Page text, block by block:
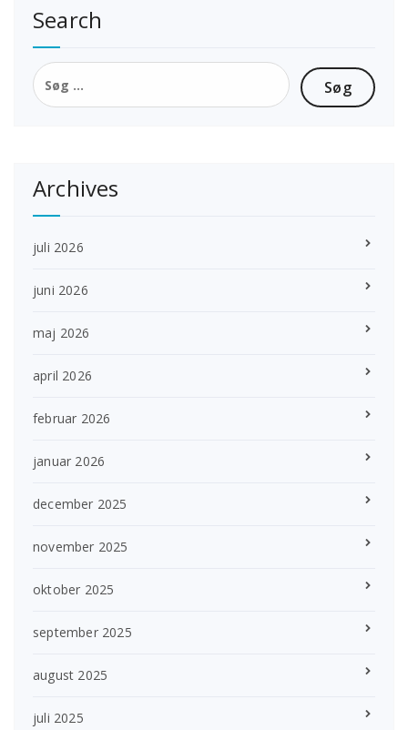
Search
Søg
efter:
Archives
juli 2026
juni 2026
maj 2026
april 2026
februar 2026
januar 2026
december 2025
november 2025
oktober 2025
september 2025
august 2025
juli 2025